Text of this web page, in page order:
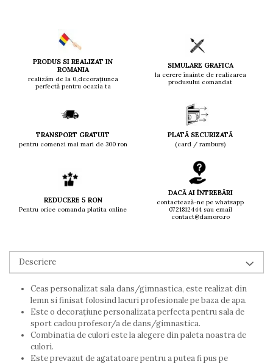
PRODUS SI REALIZAT IN
ROMANIA
realizăm de la 0,decorațiunea
perfectă pentru ocazia ta
SIMULARE GRAFICA
la cerere înainte de realizarea
produsului comandat
TRANSPORT GRATUIT
pentru comenzi mai mari de 300 ron
PLATĂ SECURIZATĂ
(card / ramburs)
REDUCERE 5 RON
Pentru orice comanda platita online
DACĂ AI ÎNTREBĂRI
contactează-ne pe whatsapp
0721812444 sau email
contact@damoro.ro
Descriere
Ceas personalizat sala dans/gimnastica, este realizat din
lemn si finisat folosind lacuri profesionale pe baza de apa.
Este o decorațiune personalizata perfecta pentru sala de
sport cadou profesor/a de dans/gimnastica.
Combinatia de culori este la alegere din paleta noastra de
culori.
Este prevazut de agatatoare pentru a putea fi pus pe